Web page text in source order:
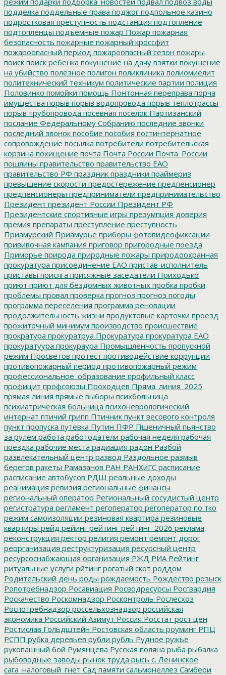
подделка поддельные права поджог подпольное казино
подростковая преступность подстанция подтопление
подтопленцы подъемные пожар Пожар пожарная
безопасность пожарные пожарный кроссфит
пожароопасный период пожароопасный сезон пожары
поиск поиск ребенка покушение на дачу взятки покушение
на убийство полезное полигон поликлиника полиомиелит
политехнический техникум политические партии полиция
Половинко помойки помощь Понтонная переправа порча
имущества порыв порыв водопровода порыв теплотрассы
порыв трубопровода посевная поселок Партизанский
послание Федеральному Собранию последние звонки
последний звонок пособие пособия постинтернатное
сопровождение посылка потребители потребительская
корзина похищение почта Почта России Почта_России
пошлины правительство правительство ЕАО
правительство РФ праздник праздники праймериз
превышение скорости предостережение предпенсионер
предпенсионеры предприниматели предпринимательство
Президент президент России Президент РФ
Президентские спортивные игры презумпция доверия
премия препараты преступление преступность
Приамурский Приамурье приборы фотовидеофиксации
прививочная кампания приговор пригородные поезда
Приморье природа природные пожары природоохранная
прокуратура присоединение ЕАО пристав-исполнитель
приставы присяга присяжные заседатели Приходько
приют приют для бездомных животных пробка пробки
проблемы провал проверка прогноз прогноз погоды
программа переселения программа реновации
продолжительность жизни продуктовые карточки проезд
прожиточный минимум производство происшествие
прократура прокуратруа Прокуратура прокуратура ЕАО
прокуратуура прокураура Промышленность пропускной
режим Просветов протест противодействие коррупции
противопожарный период противопожарный режим
профессиональное_образование профильный класс
профицит профсоюзы Проходцев Пряма_линия_2025
прямая линия прямые выборы психбольница
психиатрическая больница психоневрологический
интернат птичий грипп Птичник пункт весового контроля
пункт пропуска путевка Путин ПФР Пшеничный пьянство
за рулем работа работодатели рабочая неделя рабочая
поездка рабочие места радиация радон Разбой
развлекательный центр развод Раздольное размыв
берегов ракеты Рамазанов РАН РАНХиГС расписание
расписание автобусов РДШ реальные доходы
реанимация ревизия региональные финансы
региональный оператор Региональный сосудистый центр
регистратура регламент регоператор регоператор по тко
режим самоизоляции резиновая квартира резиновые
квартиры рейд рейинг рейтинг рейтинг_2026 реклама
реконструкция ректор религия ремонт ремонт дорог
реорганизация реструктуризация ресурсный центр
ресурсоснабжающая организация РЖД РИА Рейтинг
ритуальные услуги рйтинг рогатый скот роддом
Родительский день роды рождаемость Рождество розыск
Ропотребнадзор Росавиация Росводресурсы Росгвардия
Роскачество Роскомнадзор Росконтроль Рослесхоз
Роспотребнадзор россельхознадзор российская
экономика Российский Азимут Россия Росстат рост цен
Ростислав Гольдштейн Ростовская область роуминг РПЦ
РСПП рубка деревьев рубли рубль Рудное ружье
рукопашный бой Румянцева Русская поляна рыба рыбалка
рыбоводные заводы рынок труда рысь с. Ленинское
сага_налоговый_гнет Сад памяти сальмонеллез Самбери